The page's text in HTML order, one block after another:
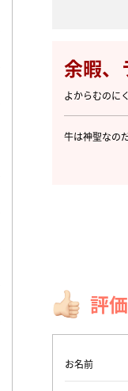
余暇、
よからむのに
牛は神聖なのだ
評
お名前